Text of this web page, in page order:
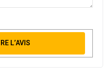
L’AVIS